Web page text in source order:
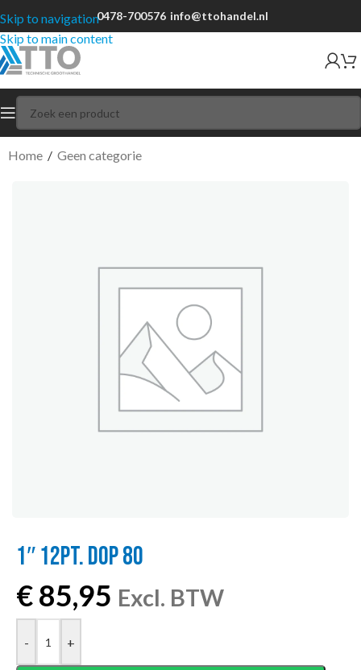
Skip to navigation
Skip to main content
0478-700576 info@ttohandel.nl
Home / Geen categorie
1″ 12PT. DOP 80
€85,95 Excl. BTW
- +